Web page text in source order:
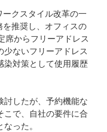
クスタイル改革の一
推奨し、オフィスの
席からフリーアドレス
少ないフリーアドレス
染対策として使用履歴
討したが、予約機能な
こで、自社の要件に合
った。